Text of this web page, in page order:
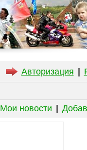
Авторизация
Мои новости